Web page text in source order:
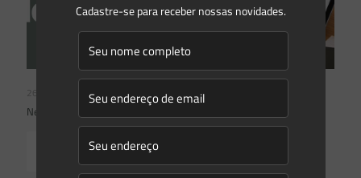
26/05/2026
Newsletter Saes Advogados | Ed. nº240
Read more
Cadastre-se para receber nossas novidades.